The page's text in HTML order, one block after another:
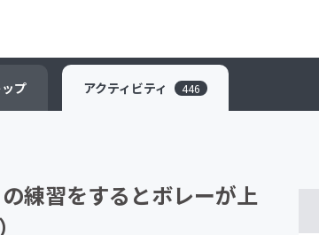
Good CAMPFIRE Creation
ップ アクティビティ 446
練習をするとボレーが上